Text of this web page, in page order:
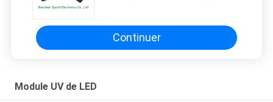
Continuer
Module UV de LED